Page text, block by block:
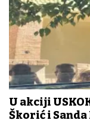
U akciji
Škorić i